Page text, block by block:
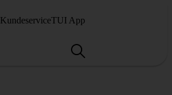
KundeserviceTUI App